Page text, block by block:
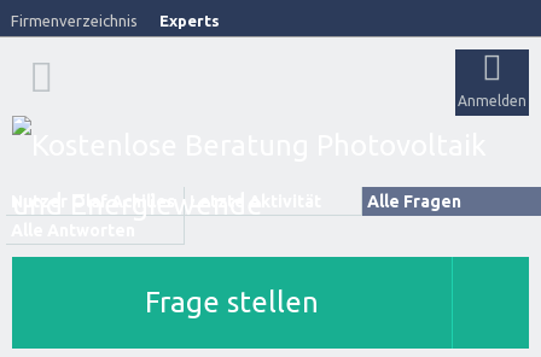
Firmenverzeichnis Experts
Anmelden
Alle Fragen
Frage stellen